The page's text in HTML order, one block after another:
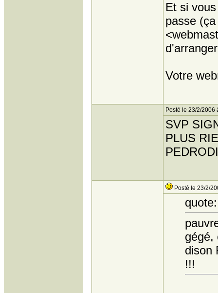
Et si
passe
Votre
Posté le 23/2/2006
SVP
PLUS
Posté le 23/2/
quote:
gégé,
dison
!!!